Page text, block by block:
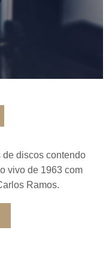
de discos contendo
vivo de 1963 com
Ramos.